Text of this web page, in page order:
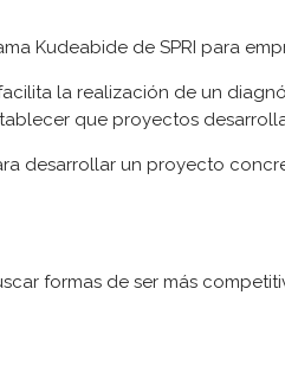
Kudeabide de SPRI para
la realización de un
que proyectos
desarrollar un proyecto
formas de ser más
77